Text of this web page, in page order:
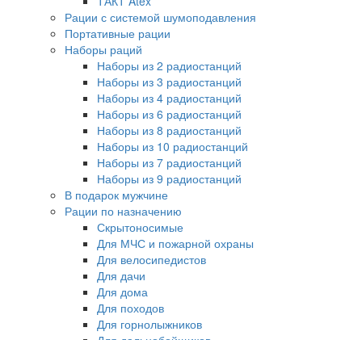
Рации с системой шумоподавления
Портативные рации
Наборы раций
Наборы из 2 радиостанций
Наборы из 3 радиостанций
Наборы из 4 радиостанций
Наборы из 6 радиостанций
Наборы из 8 радиостанций
Наборы из 10 радиостанций
Наборы из 7 радиостанций
Наборы из 9 радиостанций
В подарок мужчине
Рации по назначению
Скрытоносимые
Для МЧС и пожарной охраны
Для велосипедистов
Для дачи
Для дома
Для походов
Для горнолыжников